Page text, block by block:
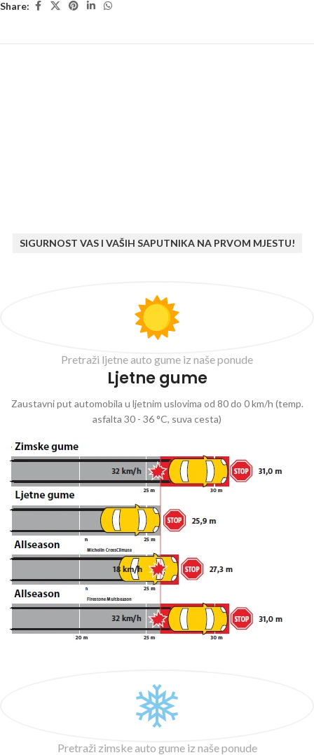
Share:
SIGURNOST VAS I VAŠIH SAPUTNIKA NA PRVOM MJESTU!
Pretraži ljetne auto gume iz naše ponude
Ljetne gume
Zaustavni put automobila u ljetnim uslovima od 80 do 0 km/h (temp.
asfalta 30 - 36 °C, suva cesta)
Pretraži zimske auto gume iz naše ponude